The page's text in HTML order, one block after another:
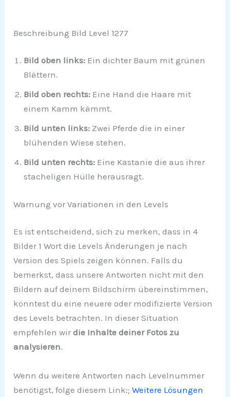
Beschreibung Bild Level 1277
Bild oben links: Ein dichter Baum mit grünen
Blättern.
Bild oben rechts: Eine Hand die Haare mit
einem Kamm kämmt.
Bild unten links: Zwei Pferde die in einer
blühenden Wiese stehen.
Bild unten rechts: Eine Kastanie die aus ihrer
stacheligen Hülle herausragt.
Warnung vor Variationen in den Levels
Es ist entscheidend, sich zu merken, dass in 4
Bilder 1 Wort die Levels Änderungen je nach
Version des Spiels zeigen können. Falls du
bemerkst, dass unsere Antworten nicht mit den
Bildern auf deinem Bildschirm übereinstimmen,
könntest du eine neuere oder modifizierte Version
des Levels betrachten. In dieser Situation
empfehlen wirdie Inhalte deiner Fotos zu
analysieren.
Wenn du weitere Antworten nach Levelnummer
benötigst, folge diesem Link:;Weitere Lösungen